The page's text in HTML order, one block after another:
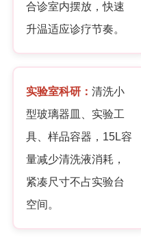
合诊室内摆放，快速
升温适应诊疗节奏。
实验室科研： 清洗小
型玻璃器皿、实验工
具、样品容器，15L容
量减少清洗液消耗，
紧凑尺寸不占实验台
空间。